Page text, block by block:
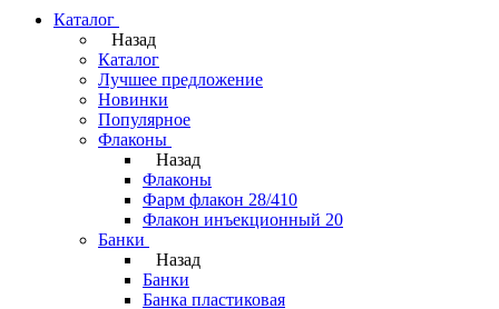
Каталог
Назад
Каталог
Лучшее предложение
Новинки
Популярное
Флаконы
Назад
Флаконы
Фарм флакон 28/410
Флакон инъекционный 20
Банки
Назад
Банки
Банка пластиковая